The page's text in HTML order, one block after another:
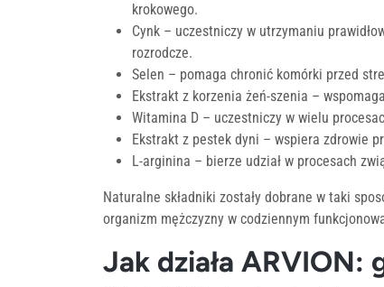
krokowego.
Cynk – uczestniczy w utrzymaniu
rozrodcze.
Selen – pomaga chronić komórki przed
Ekstrakt z korzenia żeń-szenia –
Witamina D – uczestniczy w wielu
Ekstrakt z pestek dyni – wspiera zdrowie
L-arginina – bierze udział w procesach
Naturalne składniki zostały dobrane w taki
organizm mężczyzny w codziennym
Jak działa